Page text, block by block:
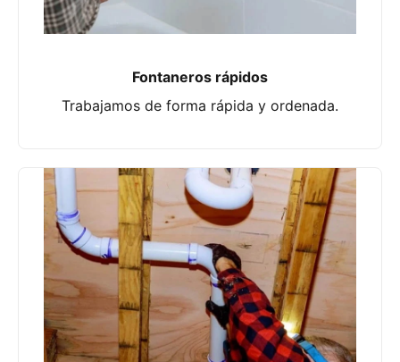
Fontaneros rápidos
Trabajamos de forma rápida y ordenada.